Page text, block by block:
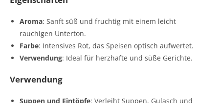
Aroma: Sanft süß und fruchtig mit einem leicht
rauchigen Unterton.
Farbe: Intensives Rot, das Speisen optisch aufwertet.
Verwendung: Ideal für herzhafte und süße Gerichte.
Verwendung
Suppen und Eintöpfe: Verleiht Suppen, Gulasch und